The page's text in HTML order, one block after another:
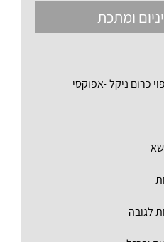
ומתכת
כרום ניקל -אפוקסי
לגובה